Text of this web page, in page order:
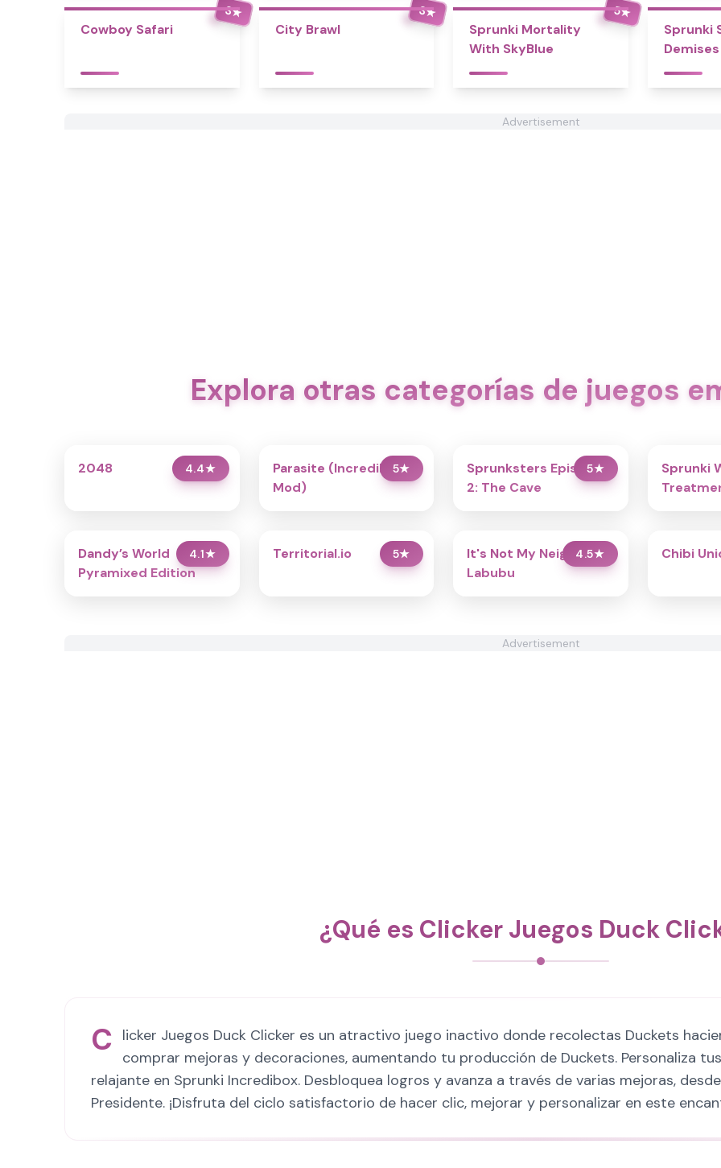
3★
Cowboy Safari
3★
City Brawl
5★
Sprunki Mortality
With SkyBlue
Sprunki
Demises
Advertisement
Explora otras categorías de juegos
4.4★
2048 5★
Parasite (Incredibox
Mod)
5★
Sprunksters Episode
2: The Cave
Sprunki
4.1★
Dandy’s World
Pyramixed Edition
5★
Territorial.io 4.5★
It's Not My Neighbor:
Labubu
Chibi
Advertisement
¿Qué es Clicker Juegos Duck
C
licker Juegos Duck Clicker es un atractivo juego inactivo donde recolectas Duckets
comprar mejoras y decoraciones, aumentando tu producción de Duckets. Personaliza
relajante en Sprunki Incredibox. Desbloquea logros y avanza a través de varias mejoras,
Presidente. ¡Disfruta del ciclo satisfactorio de hacer clic, mejorar y personalizar en este